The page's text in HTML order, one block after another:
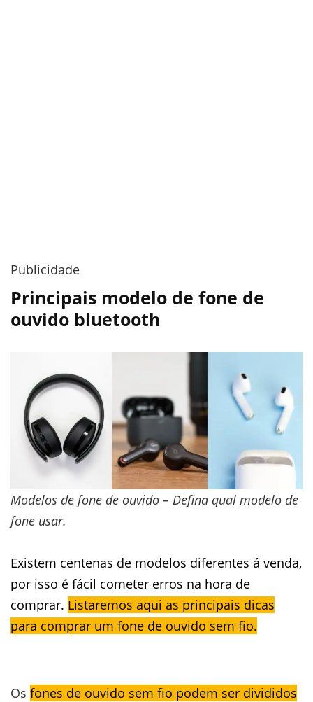
Publicidade
Principais modelo de fone de
ouvido bluetooth
Modelos de fone de ouvido – Defina qual modelo de
fone usar.
Existem centenas de modelos diferentes á venda,
por isso é fácil cometer erros na hora de
comprar. Listaremos aqui as principais dicas
para comprar um fone de ouvido sem fio.
Os fones de ouvido sem fio podem ser divididos